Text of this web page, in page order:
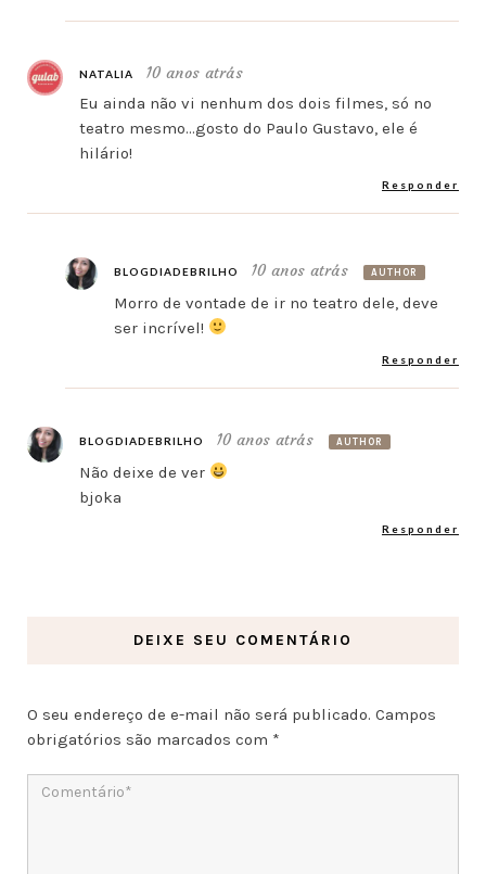
NATALIA
10 anos atrás
Eu ainda não vi nenhum dos dois filmes, só no
teatro mesmo…gosto do Paulo Gustavo, ele é
hilário!
Responder
BLOGDIADEBRILHO 10 anos atrás AUTHOR
Morro de vontade de ir no teatro dele, deve
ser incrível!
Responder
BLOGDIADEBRILHO 10 anos atrás AUTHOR
Não deixe de ver
bjoka
Responder
DEIXE SEU COMENTÁRIO
O seu endereço de e-mail não será publicado. Campos
obrigatórios são marcados com *